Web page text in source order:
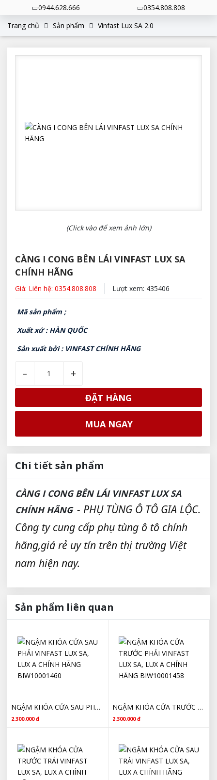
0944.628.666
0354.808.808
Trang chủ
Sản phẩm Vinfast Lux SA 2.0
(Click vào để xem ảnh lớn)
CÀNG I CONG BÊN LÁI VINFAST LUX SA
CHÍNH HÃNG
Giá: Liên hệ: 0354.808.808 Lượt xem: 435406
Mã sản phẩm ;
Xuất xứ : HÀN QUỐC
Sản xuất bởi : VINFAST CHÍNH HÃNG
– +
ĐẶT HÀNG
MUA NGAY
Chi tiết sản phẩm
CÀNG I CONG BÊN LÁI VINFAST LUX SA
CHÍNH HÃNG - PHỤ TÙNG Ô TÔ GIA LỘC.
Công ty cung cấp phụ tùng ô tô chính
hãng,giá rẻ uy tín trên thị trường Việt
nam hiện nay.
Sản phẩm liên quan
NGẬM KHÓA CỬA SAU PHẢI VINFAST LUX SA, LUX A CHÍNH HÃNG BIW10001460
2.300.000 đ
NGẬM KHÓA CỬA TRƯỚC PHẢI VINFAST LUX SA, LUX A CHÍNH HÃNG BIW10001458
2.300.000 đ